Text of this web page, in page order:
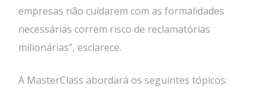
empresas não cuidarem com as formalidades
necessárias correm risco de reclamatórias
milionárias”, esclarece.
A MasterClass abordará os seguintes tópicos: